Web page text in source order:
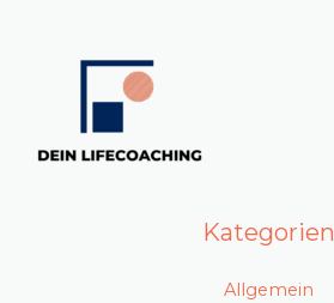
Kategorien
Allgemein